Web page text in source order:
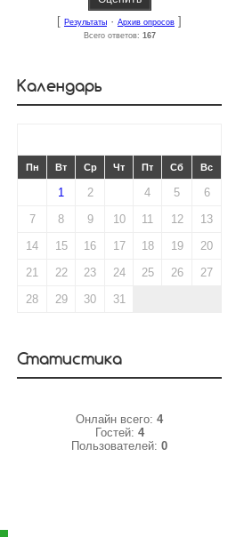
[ Результаты · Архив опросов ]
Всего ответов: 167
Календарь
Пн Вт Ср Чт Пт Сб Вс
1 2 4 5
6
7
8 9 10 11 12
13
14
15 16 17 18 19
20
21
22 23 24 25 26
27
28
29 30 31
Статистика
Онлайн всего: 4
Гостей: 4
Пользователей: 0